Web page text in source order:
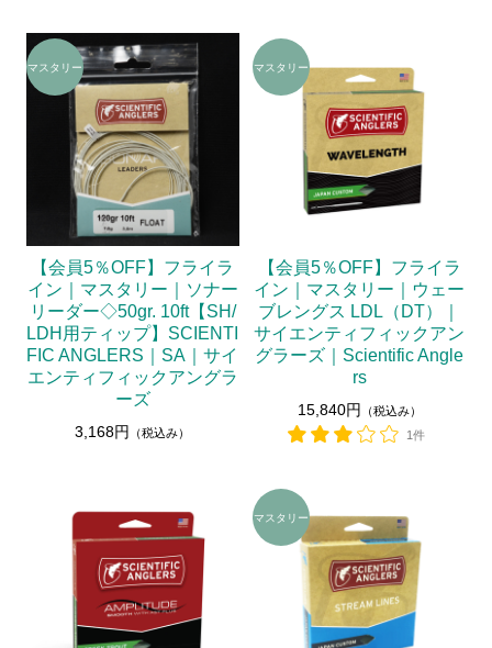
【会員5％OFF】フライラ
イン｜マスタリー｜ソナー
リーダー◇50gr. 10ft【SH/
LDH用ティップ】SCIENTI
FIC ANGLERS｜SA｜サイ
エンティフィックアングラ
ーズ
3,168円 （税込み）
【会員5％OFF】フライラ
イン｜マスタリー｜ウェー
ブレングス LDL（DT）｜
サイエンティフィックアン
グラーズ｜Scientific Angle
rs
15,840円 （税込み）
1件